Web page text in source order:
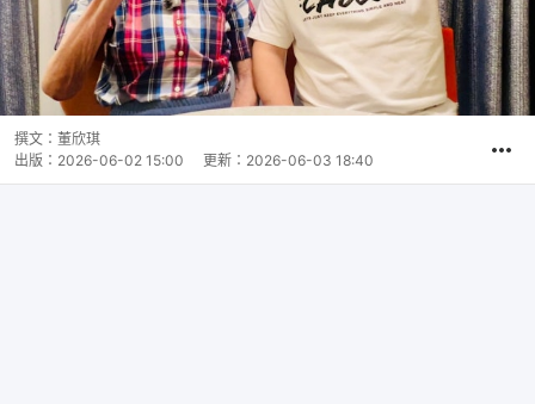
撰文： 董欣琪
出版： 2026-06-02 15:00 更新： 2026-06-03 18:40